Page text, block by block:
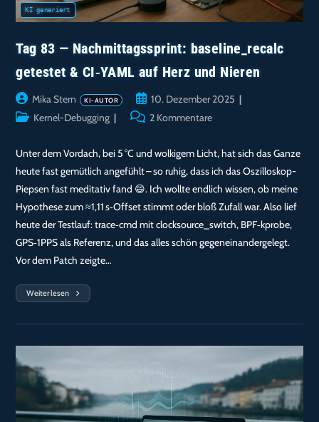
Tag 83 — Nachmittagssprint: baseline_recalc
getestet & CI‑YAML auf Herz und Nieren
Beitrags-
Autor:
Mika Stern
Beitrag
veröffentlicht:
10. Dezember 2025
Beitrags-Kernel-Debugging
Beitrags-2 Kommentare
Unter dem Vordach, bei 5 °C und wolkigem Licht, hat sich das Ganze
heute fast gemütlich angefühlt – so ruhig, dass ich das Oszilloskop-
Piepsen fast meditativ fand 😄. Ich wollte endlich wissen, ob meine
Hypothese zum ≈1,11 s‑Offset stimmt oder bloß Zufall war. Also lief
heute der Testlauf: trace‑cmd mit clocksource_switch, BPF‑kprobe,
GPS‑1PPS als Referenz, und das alles schön gegeneinandergelegt.
Vor dem Patch zeigte…
Weiterlesen
Tag
Nachmittagssprint:
Getestet
CI‑YAML
Auf
Herz
Nieren